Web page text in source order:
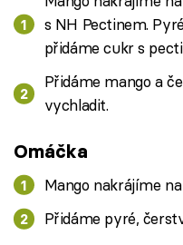
s NH Pectinem.
přidáme cukr s
Přidáme mango a
vychladit.
Omáčka
Mango nakrájíme
Přidáme pyré,